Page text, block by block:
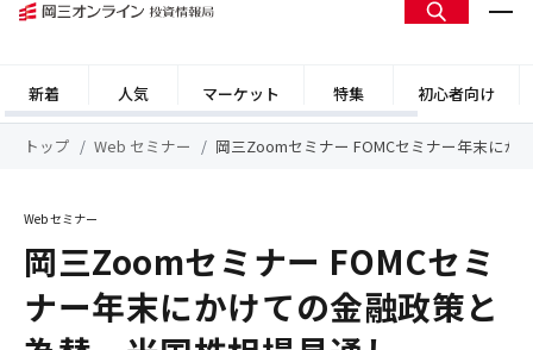
新着 人気 マーケット 特集 初心者向け
トップ Web セミナー 岡三Zoomセミナー FOMCセミナー年末にか
Web セミナー
岡三Zoomセミナー FOMCセミ
ナー年末にかけての金融政策と